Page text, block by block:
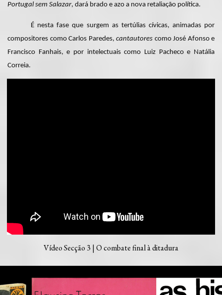
Portugal sem Salazar, dará brado e azo a nova retaliação política.
É nesta fase que surgem as tertúlias cívicas, animadas por
compositores como Carlos Paredes, cantautores como José Afonso e
Francisco Fanhais, e por intelectuais como Luiz Pacheco e Natália
Correia.
Vídeo Secção 3 | O combate final à ditadura